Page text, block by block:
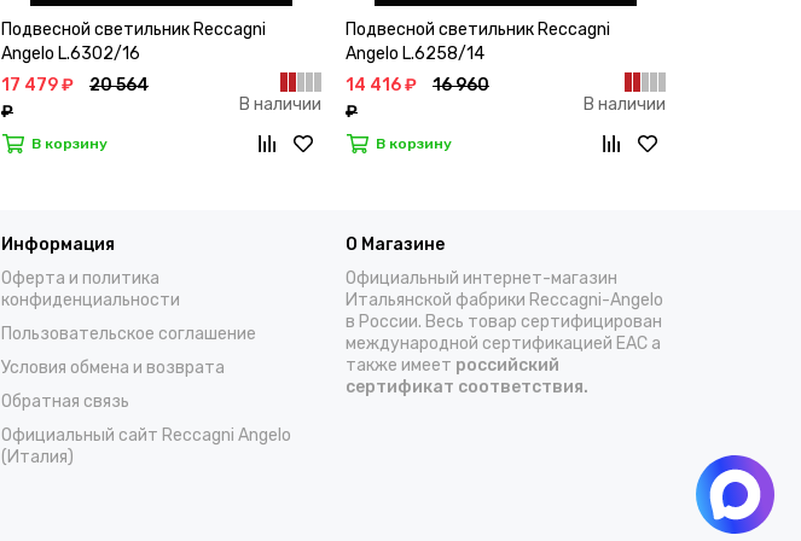
Подвесной светильник Reccagni
Angelo L.6302/16
17 479 ₽
20 564
₽
В наличии
В корзину
Подвесной светильник Reccagni
Angelo L.6258/14
14 416 ₽
16 960
₽
В наличии
В корзину
Информация
Оферта и политика
конфиденциальности
Пользовательское соглашение
Условия обмена и возврата
Обратная связь
Официальный сайт Reccagni Angelo
(Италия)
О Магазине
Официальный интернет-магазин
Итальянской фабрики Reccagni-Angelo
в России. Весь товар сертифицирован
международной сертификацией EAC а
также имеет российский
сертификат соответствия.